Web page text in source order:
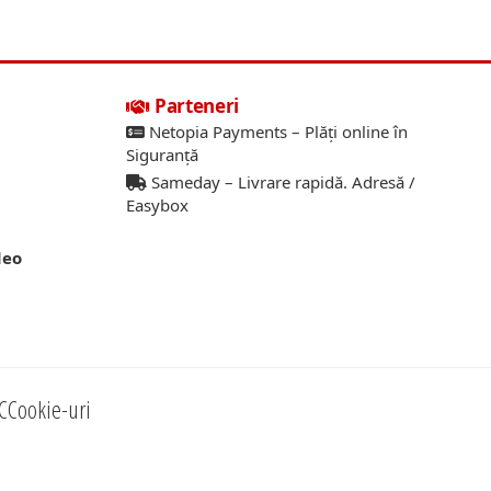
Parteneri
Netopia Payments – Plăți online în
Siguranță
Sameday – Livrare rapidă. Adresă /
Easybox
Cookie-uri